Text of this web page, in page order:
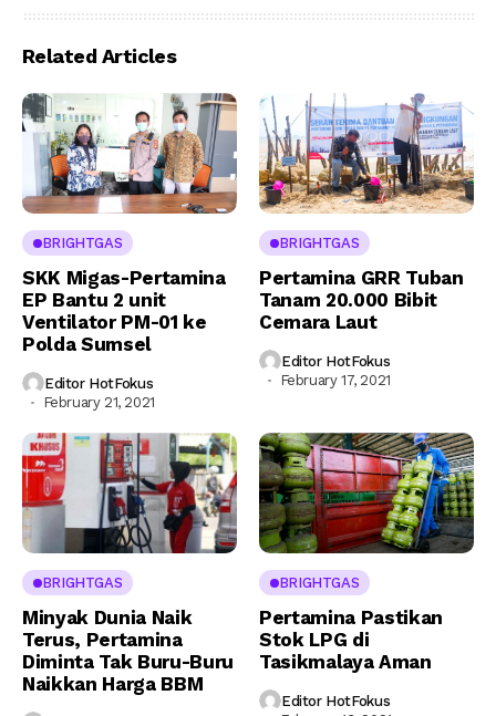
Related Articles
BRIGHTGAS
SKK Migas-Pertamina
EP Bantu 2 unit
Ventilator PM-01 ke
Polda Sumsel
Editor HotFokus
February 21, 2021
BRIGHTGAS
Pertamina GRR Tuban
Tanam 20.000 Bibit
Cemara Laut
Editor HotFokus
February 17, 2021
BRIGHTGAS
Minyak Dunia Naik
Terus, Pertamina
Diminta Tak Buru-Buru
Naikkan Harga BBM
BRIGHTGAS
Pertamina Pastikan
Stok LPG di
Tasikmalaya Aman
Editor HotFokus